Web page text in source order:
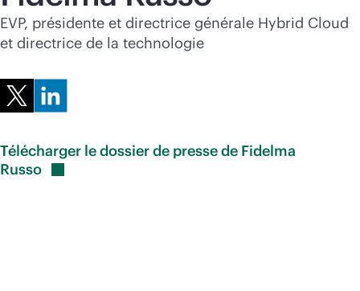
Acheter maintenant
EVP, présidente et directrice générale Hybrid Cloud
et directrice de la technologie
Télécharger le dossier de presse de Fidelma
Russo